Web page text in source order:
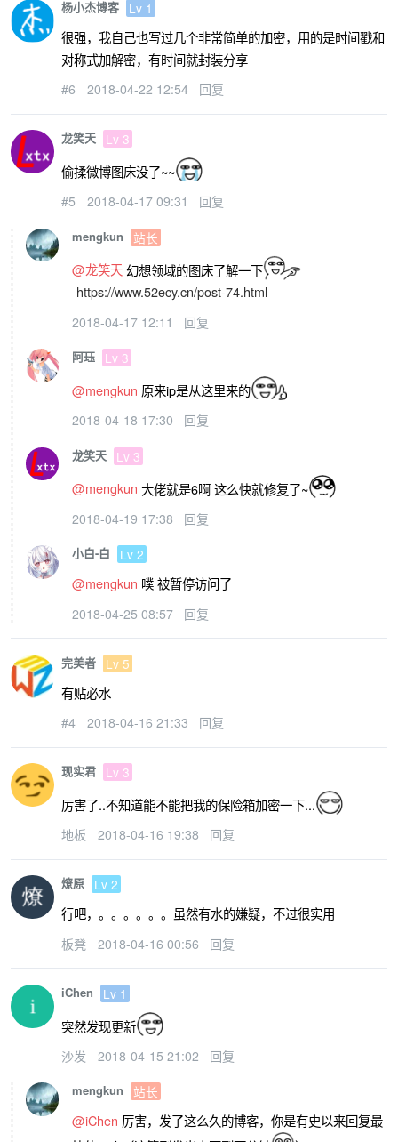
杨小杰博客 Lv 1
很强，我自己也写过几个非常简单的加密，用的是时间戳和
对称式加解密，有时间就封装分享
#6 2018-04-22 12:54 回复
龙笑天 Lv 3
偷揉微博图床没了~~
#5 2018-04-17 09:31 回复
mengkun 站长
@龙笑天 幻想领域的图床了解一下
https://www.52ecy.cn/post-74.html
2018-04-17 12:11 回复
阿珏 Lv 3
@mengkun 原来ip是从这里来的
2018-04-18 17:30 回复
龙笑天 Lv 3
@mengkun 大佬就是6啊 这么快就修复了~
2018-04-19 17:38 回复
小白-白 Lv 2
@mengkun 噗 被暂停访问了
2018-04-25 08:57 回复
完美者 Lv 5
有贴必水
#4 2018-04-16 21:33 回复
现实君 Lv 3
厉害了..不知道能不能把我的保险箱加密一下...
地板 2018-04-16 19:38 回复
燎原 Lv 2
行吧，。。。。。。虽然有水的嫌疑，不过很实用
板凳 2018-04-16 00:56 回复
iChen Lv 1
突然发现更新
沙发 2018-04-15 21:02 回复
mengkun 站长
@iChen 厉害，发了这么久的博客，你是有史以来回复最